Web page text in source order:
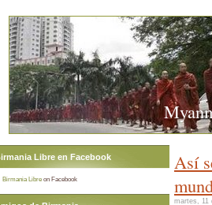
Así
martes, 11
Libre en Facebook
Birmania Libre on Facebook